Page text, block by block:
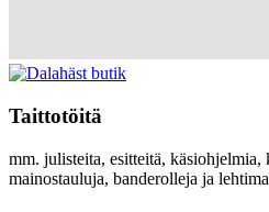
Taittotöitä
mm. julisteita, esitteitä, käsiohjelmia,
mainostauluja, banderolleja ja